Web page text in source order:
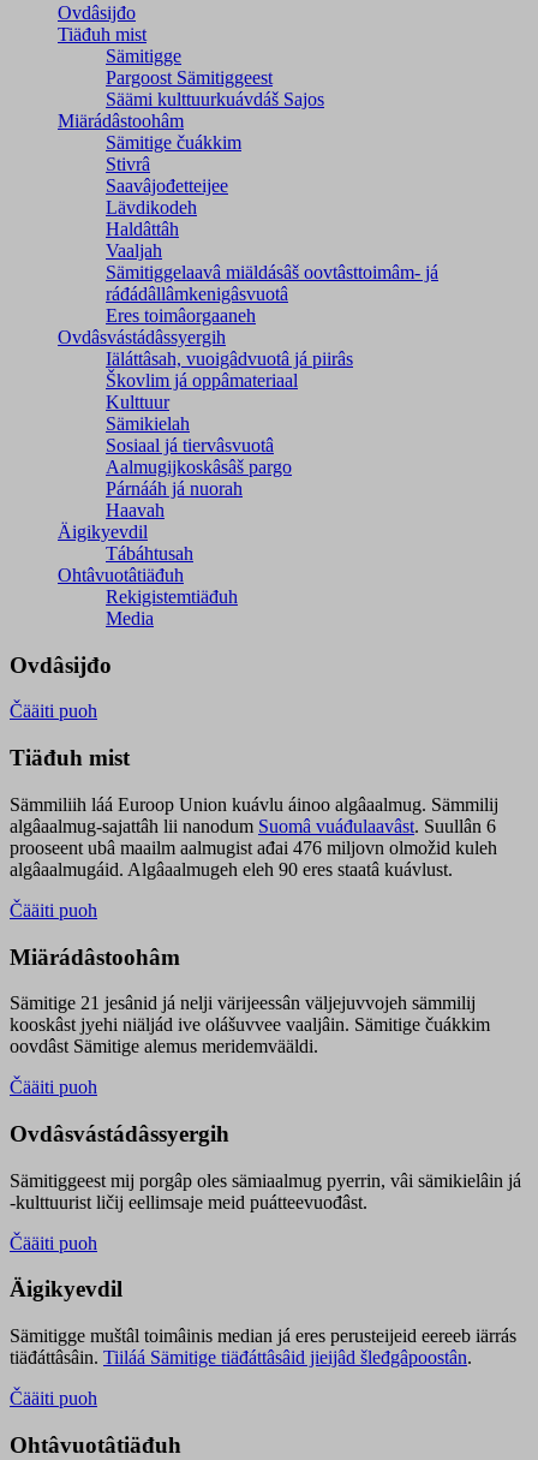
Ovdâsijđo
Tiäđuh mist
Sämitigge
Pargoost Sämitiggeest
Säämi kulttuurkuávdáš Sajos
Miärádâstoohâm
Sämitige čuákkim
Stivrâ
Saavâjođetteijee
Lävdikodeh
Haldâttâh
Vaaljah
Sämitiggelaavâ miäldásâš oovtâsttoimâm- já
ráđádâllâmkenigâsvuotâ
Eres toimâorgaaneh
Ovdâsvástádâssyergih
Iäláttâsah, vuoigâdvuotâ já piirâs
Škovlim já oppâmateriaal
Kulttuur
Sämikielah
Sosiaal já tiervâsvuotâ
Aalmugijkoskâsâš pargo
Párnááh já nuorah
Haavah
Äigikyevdil
Tábáhtusah
Ohtâvuotâtiäđuh
Rekigistemtiäđuh
Media
Ovdâsijđo
Čääiti puoh
Tiäđuh mist
Sämmiliih láá Euroop Union kuávlu áinoo algâaalmug. Sämmilij
algâaalmug-sajattâh lii nanodum Suomâ vuáđulaavâst. Suullân 6
prooseent ubâ maailm aalmugist ađai 476 miljovn olmožid kuleh
algâaalmugáid. Algâaalmugeh eleh 90 eres staatâ kuávlust.
Čääiti puoh
Miärádâstoohâm
Sämitige 21 jesânid já nelji värijeessân väljejuvvojeh sämmilij
kooskâst jyehi niäljád ive olášuvvee vaaljâin. Sämitige čuákkim
oovdâst Sämitige alemus meridemvääldi.
Čääiti puoh
Ovdâsvástádâssyergih
Sämitiggeest mij porgâp oles sämiaalmug pyerrin, vâi sämikielâin já
-kulttuurist ličij eellimsaje meid puátteevuođâst.
Čääiti puoh
Äigikyevdil
Sämitigge muštâl toimâinis median já eres perusteijeid eereeb iärrás
tiäđáttâsâin. Tiiláá Sämitige tiäđáttâsâid jieijâd šleđgâpoostân.
Čääiti puoh
Ohtâvuotâtiäđuh